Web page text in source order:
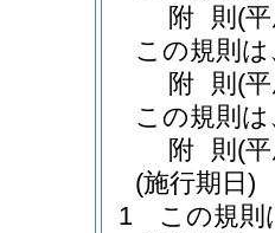
附 則 (
この規則
附 則 (
この規則
附 則 (
(施行期日)
1
この規則